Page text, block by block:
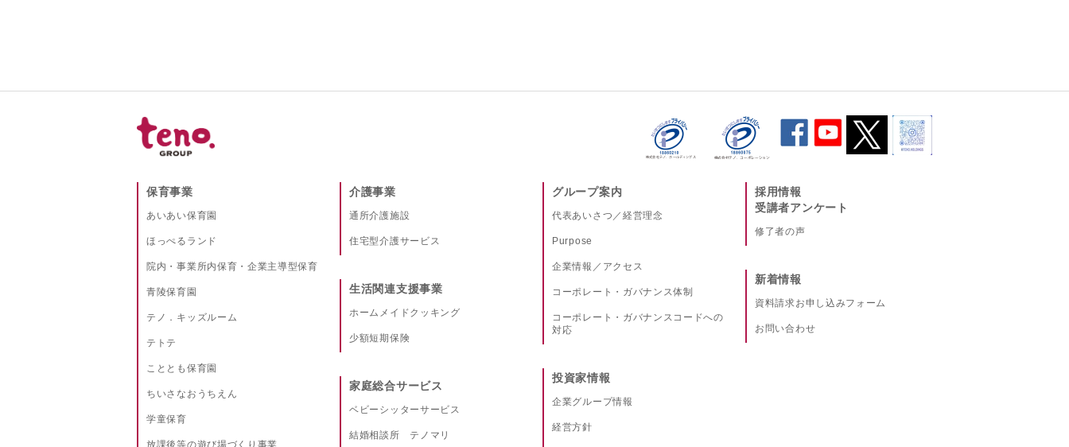
保育事業
あいあい保育園
ほっぺるランド
院内・事業所内保育・企業主導型保育
青陵保育園
テノ．キッズルーム
テトテ
こととも保育園
ちいさなおうちえん
学童保育
放課後等の遊び場づくり事業
介護事業
通所介護施設
住宅型介護サービス
生活関連支援事業
ホームメイドクッキング
少額短期保険
家庭総合サービス
ベビーシッターサービス
結婚相談所 テノマリ
グループ案内
代表あいさつ／経営理念
Purpose
企業情報／アクセス
コーポレート・ガバナンス体制
コーポレート・ガバナンスコードへの
対応
投資家情報
企業グループ情報
経営方針
採用情報
受講者アンケート
修了者の声
新着情報
資料請求お申し込みフォーム
お問い合わせ